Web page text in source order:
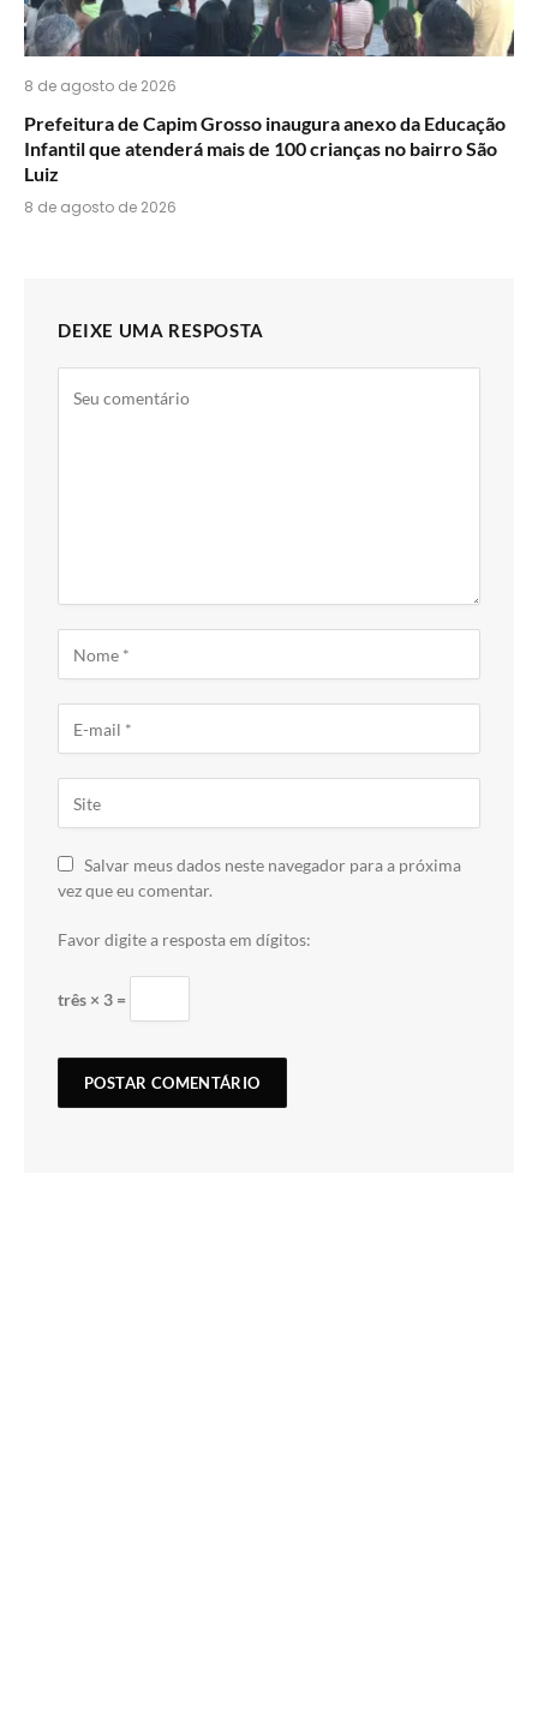
8 de agosto de 2026
Prefeitura de Capim Grosso inaugura anexo da Educação
Infantil que atenderá mais de 100 crianças no bairro São
Luiz
8 de agosto de 2026
DEIXE UMA RESPOSTA
Salvar meus dados neste navegador para a próxima
vez que eu comentar.
Favor digite a resposta em dígitos:
três × 3 =